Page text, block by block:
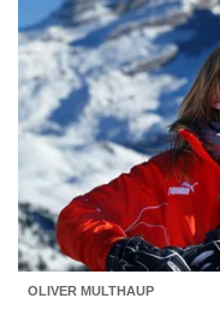
OLIVER MULTHAUP